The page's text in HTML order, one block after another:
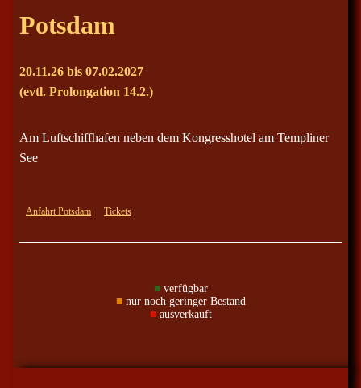
Potsdam
20.11.26 bis 07.02.2027
(evtl. Prolongation 14.2.)
Am Luftschiffhafen neben dem Kongresshotel am Templiner
See
Anfahrt Potsdam Tickets
■verfügbar
■nur noch geringer Bestand
■ausverkauft